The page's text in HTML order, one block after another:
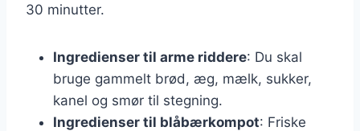
30 minutter.
Ingredienser til arme riddere: Du skal
bruge gammelt brød, æg, mælk, sukker,
kanel og smør til stegning.
Ingredienser til blåbærkompot: Friske